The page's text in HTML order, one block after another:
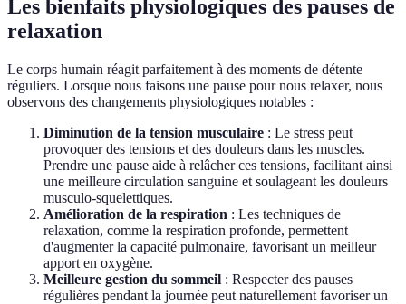
Les bienfaits physiologiques des pauses de
relaxation
Le corps humain réagit parfaitement à des moments de détente
réguliers. Lorsque nous faisons une pause pour nous relaxer, nous
observons des changements physiologiques notables :
Diminution de la tension musculaire : Le stress peut
provoquer des tensions et des douleurs dans les muscles.
Prendre une pause aide à relâcher ces tensions, facilitant ainsi
une meilleure circulation sanguine et soulageant les douleurs
musculo-squelettiques.
Amélioration de la respiration : Les techniques de
relaxation, comme la respiration profonde, permettent
d'augmenter la capacité pulmonaire, favorisant un meilleur
apport en oxygène.
Meilleure gestion du sommeil : Respecter des pauses
régulières pendant la journée peut naturellement favoriser un